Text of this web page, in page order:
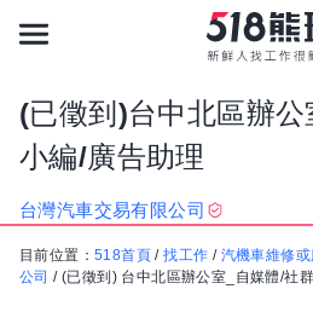
(已徵到)台中北區辦
小編/廣告助理
台灣汽車交易有限公司
目前位置： 518首頁 /找工作 / 汽機車維修
公司 /(已徵到) 台中北區辦公室_自媒體/社